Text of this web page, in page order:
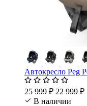
Автокресло Peg
25 999 ₽ 22 999 ₽
В наличии